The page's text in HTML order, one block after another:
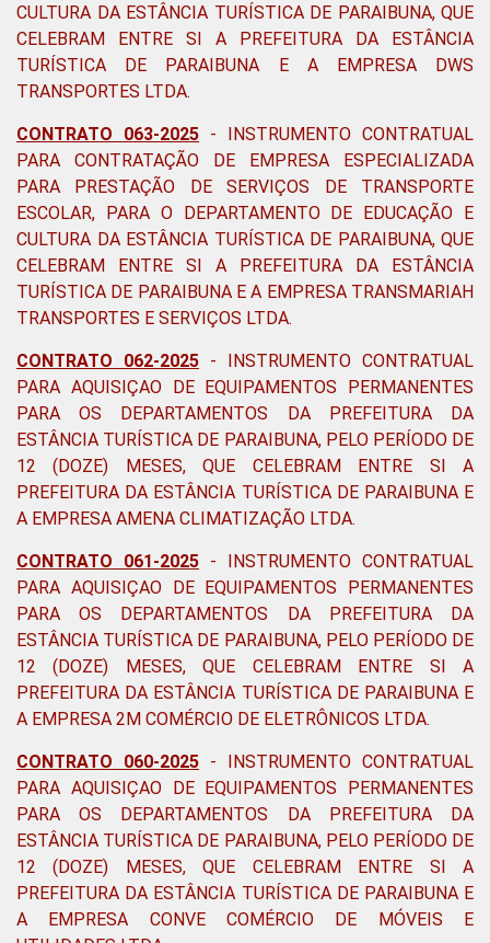
CULTURA DA ESTÂNCIA TURÍSTICA DE PARAIBUNA, QUE
CELEBRAM ENTRE SI A PREFEITURA DA ESTÂNCIA
TURÍSTICA DE PARAIBUNA E A EMPRESA DWS
TRANSPORTES LTDA.
CONTRATO 063-2025 - INSTRUMENTO CONTRATUAL
PARA CONTRATAÇÃO DE EMPRESA ESPECIALIZADA
PARA PRESTAÇÃO DE SERVIÇOS DE TRANSPORTE
ESCOLAR, PARA O DEPARTAMENTO DE EDUCAÇÃO E
CULTURA DA ESTÂNCIA TURÍSTICA DE PARAIBUNA, QUE
CELEBRAM ENTRE SI A PREFEITURA DA ESTÂNCIA
TURÍSTICA DE PARAIBUNA E A EMPRESA TRANSMARIAH
TRANSPORTES E SERVIÇOS LTDA.
CONTRATO 062-2025 - INSTRUMENTO CONTRATUAL
PARA AQUISIÇAO DE EQUIPAMENTOS PERMANENTES
PARA OS DEPARTAMENTOS DA PREFEITURA DA
ESTÂNCIA TURÍSTICA DE PARAIBUNA, PELO PERÍODO DE
12 (DOZE) MESES, QUE CELEBRAM ENTRE SI A
PREFEITURA DA ESTÂNCIA TURÍSTICA DE PARAIBUNA E
A EMPRESA AMENA CLIMATIZAÇÃO LTDA.
CONTRATO 061-2025 - INSTRUMENTO CONTRATUAL
PARA AQUISIÇAO DE EQUIPAMENTOS PERMANENTES
PARA OS DEPARTAMENTOS DA PREFEITURA DA
ESTÂNCIA TURÍSTICA DE PARAIBUNA, PELO PERÍODO DE
12 (DOZE) MESES, QUE CELEBRAM ENTRE SI A
PREFEITURA DA ESTÂNCIA TURÍSTICA DE PARAIBUNA E
A EMPRESA 2M COMÉRCIO DE ELETRÔNICOS LTDA.
CONTRATO 060-2025 - INSTRUMENTO CONTRATUAL
PARA AQUISIÇAO DE EQUIPAMENTOS PERMANENTES
PARA OS DEPARTAMENTOS DA PREFEITURA DA
ESTÂNCIA TURÍSTICA DE PARAIBUNA, PELO PERÍODO DE
12 (DOZE) MESES, QUE CELEBRAM ENTRE SI A
PREFEITURA DA ESTÂNCIA TURÍSTICA DE PARAIBUNA E
A EMPRESA CONVE COMÉRCIO DE MÓVEIS E